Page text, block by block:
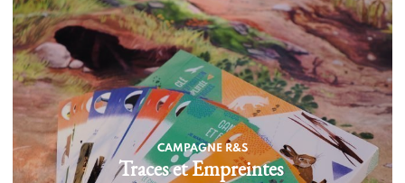
CAMPAGNE R&S
Traces et Empreintes